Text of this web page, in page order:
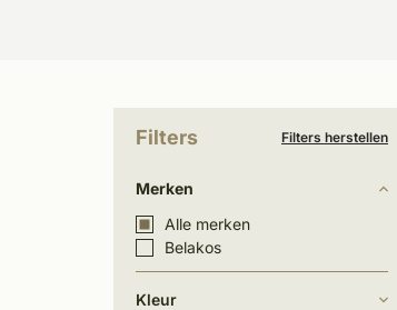
Filters Filters herstellen
Merken
Alle merken
Belakos
Kleur